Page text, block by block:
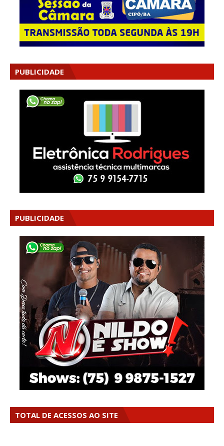
PUBLICIDADE
PUBLICIDADE
TOTAL DE ACESSOS AO SITE